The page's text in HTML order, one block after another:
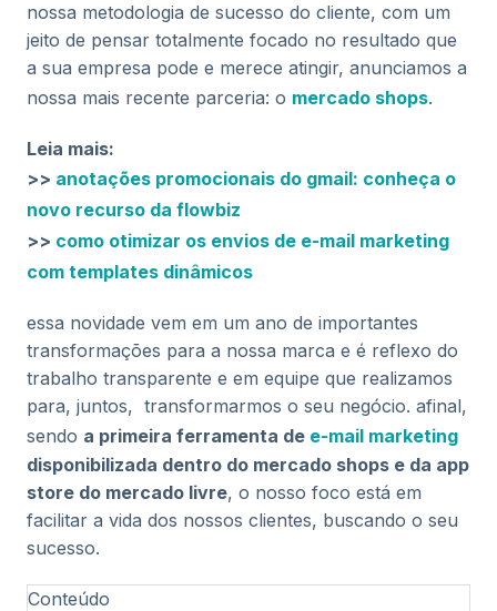
nossa metodologia de sucesso do cliente, com um
jeito de pensar totalmente focado no resultado que
a sua empresa pode e merece atingir, anunciamos a
nossa mais recente parceria: o mercado shops.
Leia mais:
>> anotações promocionais do gmail: conheça o
novo recurso da flowbiz
>> como otimizar os envios de e-mail marketing
com templates dinâmicos
essa novidade vem em um ano de importantes
transformações para a nossa marca e é reflexo do
trabalho transparente e em equipe que realizamos
para, juntos, transformarmos o seu negócio. afinal,
sendo a primeira ferramenta de e-mail marketing
disponibilizada dentro do mercado shops e da app
store do mercado livre, o nosso foco está em
facilitar a vida dos nossos clientes, buscando o seu
sucesso.
Conteúdo